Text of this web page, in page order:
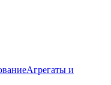
Агрегаты и